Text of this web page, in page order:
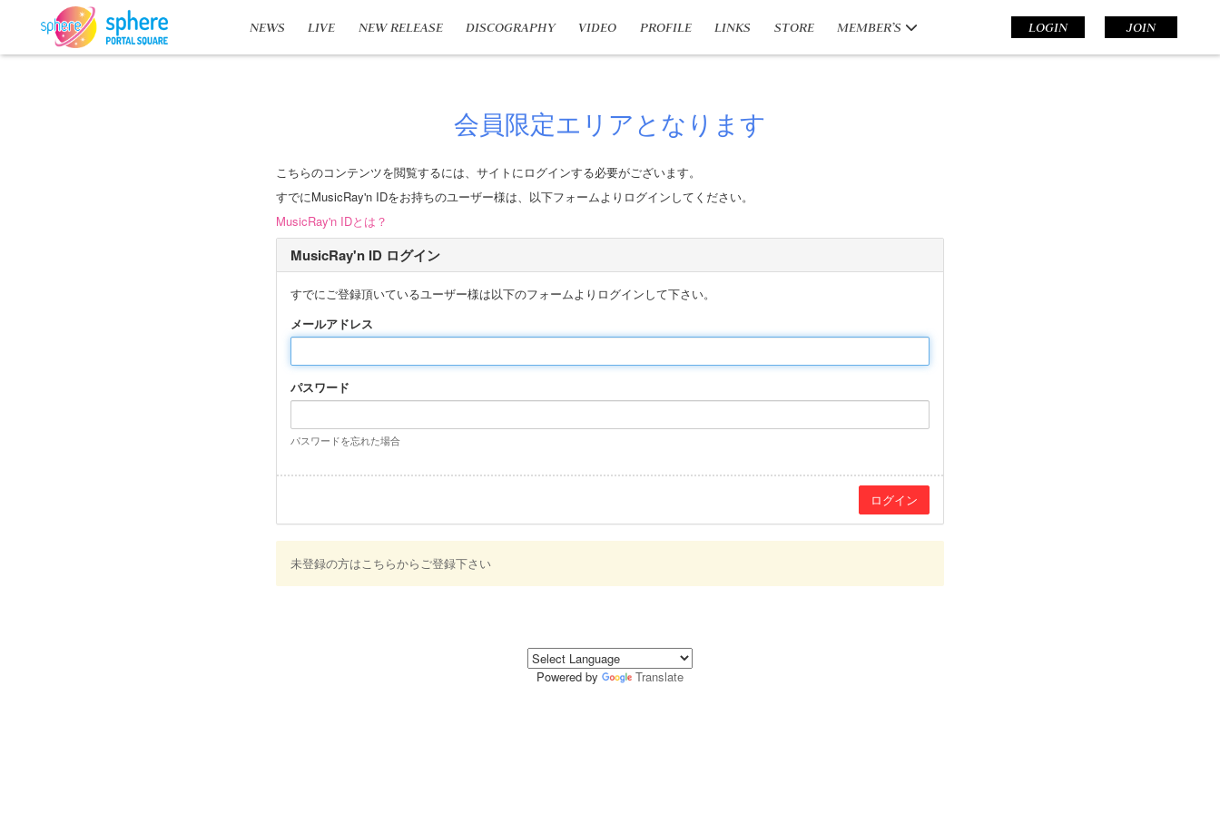
NEWS LIVE NEW RELEASE DISCOGRAPHY VIDEO PROFILE LINKS STORE MEMBER’S LOGIN JOIN
会員限定エリアとなります
こちらのコンテンツを閲覧するには、サイトにログインする必要がございます。
すでにMusicRay'n IDをお持ちのユーザー様は、以下フォームよりログインしてください。
MusicRay'n IDとは？
MusicRay'n ID ログイン
すでにご登録頂いているユーザー様は以下のフォームよりログインして下さい。
メールアドレス
パスワード
パスワードを忘れた場合
未登録の方はこちらからご登録下さい
Powered by Translate